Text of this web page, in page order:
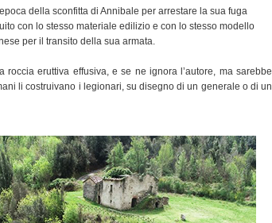
della sconfitta di Annibale per arrestare la sua fuga
con lo stesso materiale edilizio e con lo stesso modello
per il transito della sua armata.
roccia eruttiva effusiva, e se ne ignora l’autore, ma sarebbe
li costruivano i legionari, su disegno di un generale o di un